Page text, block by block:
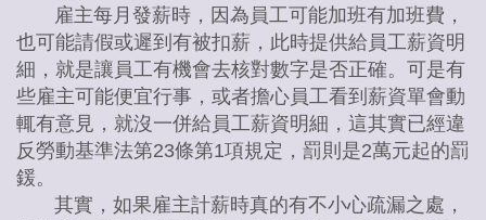
雇主每月發薪時，因為員工可能加班有加班費，
也可能請假或遲到有被扣薪，此時提供給員工薪資明
細，就是讓員工有機會去核對數字是否正確。可是有
些雇主可能便宜行事，或者擔心員工看到薪資單會動
輒有意見，就沒一併給員工薪資明細，這其實已經違
反勞動基準法第23條第1項規定，罰則是2萬元起的罰
鍰。
其實，如果雇主計薪時真的有不小心疏漏之處，